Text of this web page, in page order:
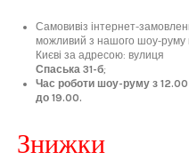
Самовивіз інтернет-
можливий з нашого шоу-руму
Києві за адресою: вулиця
Спаська 31-б;
Час роботи шоу-руму з 12.00
до 19.00.
Знижки